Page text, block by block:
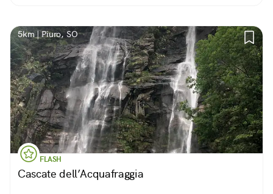
5km | Piuro, SO
FLASH
Cascate dell’Acquafraggia